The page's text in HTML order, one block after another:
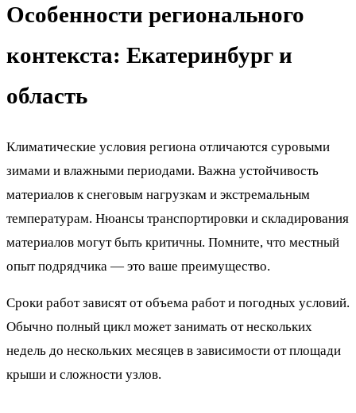
Особенности регионального
контекста: Екатеринбург и
область
Климатические условия региона отличаются суровыми
зимами и влажными периодами. Важна устойчивость
материалов к снеговым нагрузкам и экстремальным
температурам. Нюансы транспортировки и складирования
материалов могут быть критичны. Помните, что местный
опыт подрядчика — это ваше преимущество.
Сроки работ зависят от объема работ и погодных условий.
Обычно полный цикл может занимать от нескольких
недель до нескольких месяцев в зависимости от площади
крыши и сложности узлов.